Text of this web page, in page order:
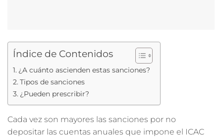
Índice de Contenidos
¿A cuánto ascienden estas sanciones?
Tipos de sanciones
¿Pueden prescribir?
Cada vez son mayores las sanciones por no
depositar las cuentas anuales que impone el ICAC